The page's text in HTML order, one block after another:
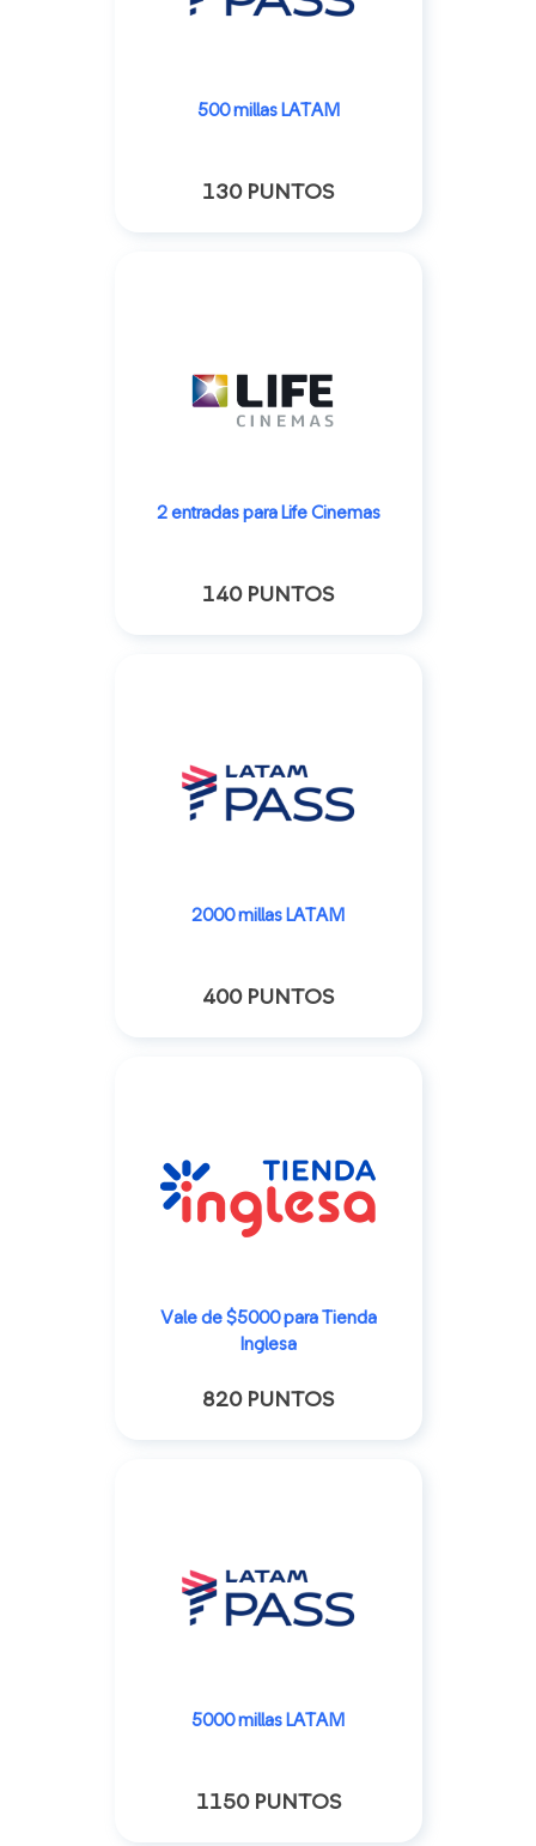
500 millas LATAM
130 PUNTOS
2 entradas para Life Cinemas
140 PUNTOS
2000 millas LATAM
400 PUNTOS
Vale de $5000 para Tienda
Inglesa
820 PUNTOS
5000 millas LATAM
1150 PUNTOS